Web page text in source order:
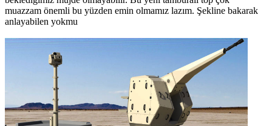
muazzam önemli bu yüzden emin olmamız lazım. Şekline bakarak
anlayabilen yokmu